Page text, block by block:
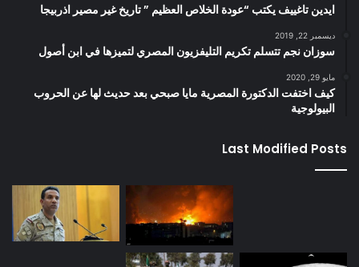
ايدين تاغييف يكتب “عودة الخلاص العظيم ” تاريخ غير مصير اذربيجا
ديسمبر 22, 2019
سوزان نجم تتسلم تكريم التليفزيون المصري لتميزها في ابن أصول
مايو 29, 2020
كيف اختفت الدكتورة المصرية مايا صبحي بعد حديث لها عن الحروب
البيولوجية
Last Modified Posts